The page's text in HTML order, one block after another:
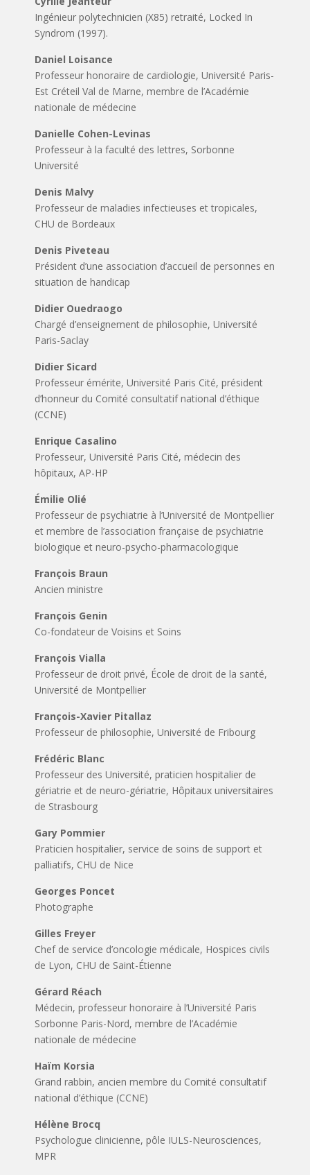
Ingénieur polytechnicien (X85) retraité, Locked In
Syndrom (1997).
Daniel Loisance
Professeur honoraire de cardiologie, Université Paris-
Est Créteil Val de Marne, membre de l’Académie
nationale de médecine
Danielle Cohen-Levinas
Professeur à la faculté des lettres, Sorbonne
Université
Denis Malvy
Professeur de maladies infectieuses et tropicales,
CHU de Bordeaux
Denis Piveteau
Président d’une association d’accueil de personnes en
situation de handicap
Didier Ouedraogo
Chargé d’enseignement de philosophie, Université
Paris-Saclay
Didier Sicard
Professeur émérite, Université Paris Cité, président
d’honneur du Comité consultatif national d’éthique
(CCNE)
Enrique Casalino
Professeur, Université Paris Cité, médecin des
hôpitaux, AP-HP
Émilie Olié
Professeur de psychiatrie à l’Université de Montpellier
et membre de l’association française de psychiatrie
biologique et neuro-psycho-pharmacologique
François Braun
Ancien ministre
François Genin
Co-fondateur de Voisins et Soins
François Vialla
Professeur de droit privé, École de droit de la santé,
Université de Montpellier
François-Xavier Pitallaz
Professeur de philosophie, Université de Fribourg
Frédéric Blanc
Professeur des Université, praticien hospitalier de
gériatrie et de neuro-gériatrie, Hôpitaux universitaires
de Strasbourg
Gary Pommier
Praticien hospitalier, service de soins de support et
palliatifs, CHU de Nice
Georges Poncet
Photographe
Gilles Freyer
Chef de service d’oncologie médicale, Hospices civils
de Lyon, CHU de Saint-Étienne
Gérard Réach
Médecin, professeur honoraire à l’Université Paris
Sorbonne Paris-Nord, membre de l’Académie
nationale de médecine
Haïm Korsia
Grand rabbin, ancien membre du Comité consultatif
national d’éthique (CCNE)
Hélène Brocq
Psychologue clinicienne, pôle IULS-Neurosciences,
MPR